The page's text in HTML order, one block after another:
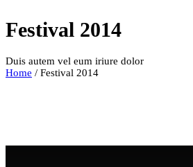
Festival 2014
Duis autem vel eum iriure dolor
Home / Festival 2014